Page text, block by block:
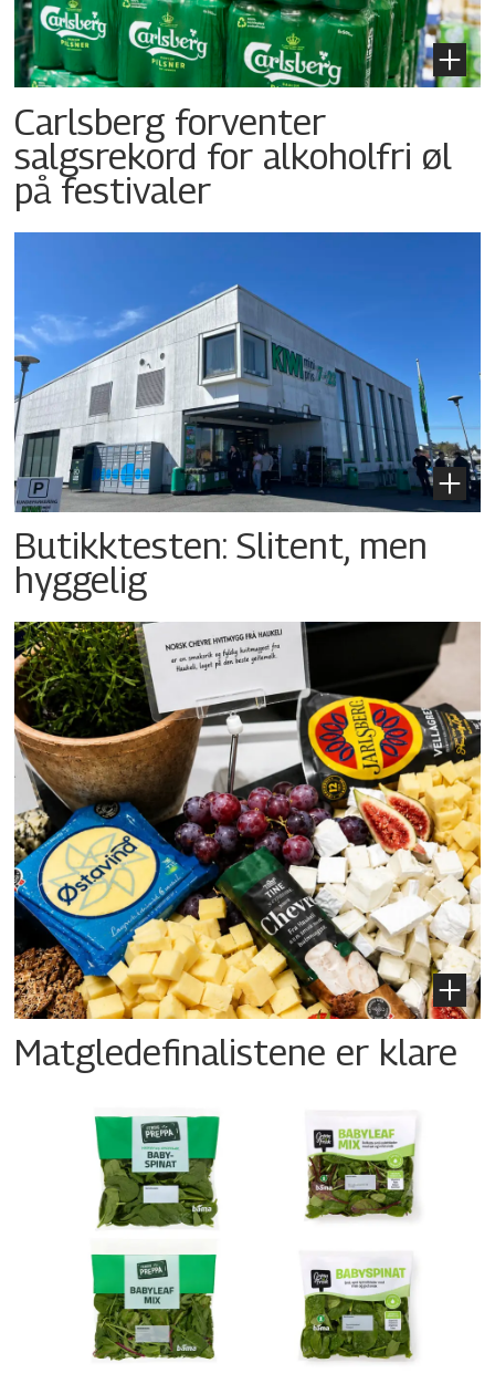
Carlsberg forventer
salgsrekord for alkoholfri øl
på festivaler
Butikktesten: Slitent, men
hyggelig
Matgledefinalistene er klare